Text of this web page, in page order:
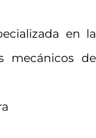
en la
mecánicos de